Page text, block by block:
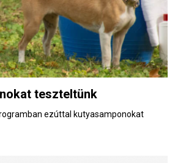
teszteltünk
ezúttal kutyasamponokat